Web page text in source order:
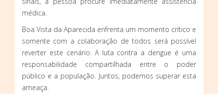
médica.
Boa Vista da Aparecida enfrenta um momento crítico e
somente com a colaboração de todos será possível
reverter este cenário. A luta contra a dengue é uma
responsabilidade compartilhada entre o poder
público e a população. Juntos, podemos superar esta
ameaça.